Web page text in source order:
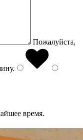
Пожалуйста,
.
время.